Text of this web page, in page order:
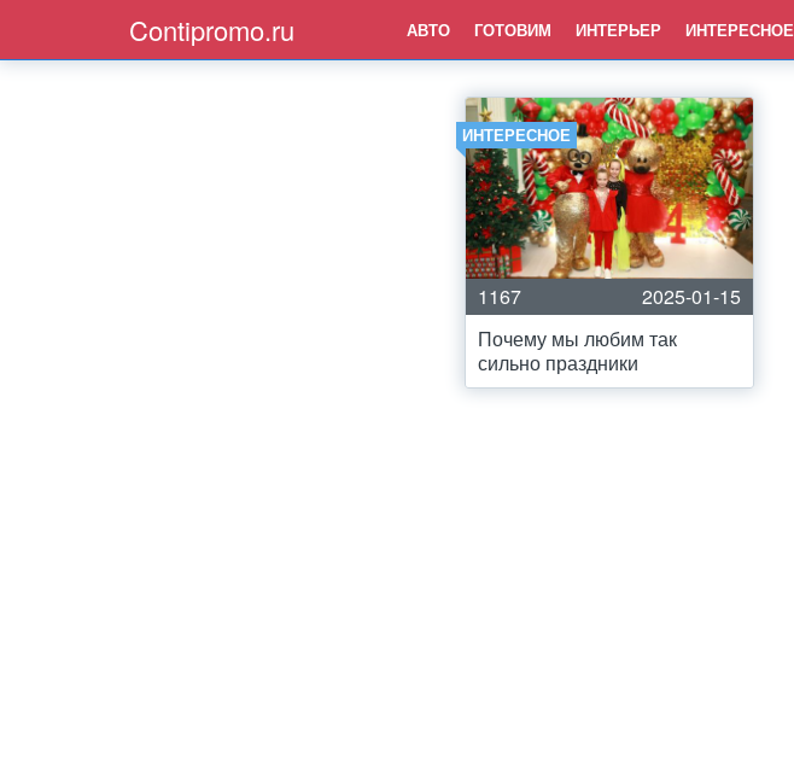
Contipromo.ru АВТО ГОТОВИМ ИНТЕРЬЕР ИНТЕРЕСНОЕ
ИНТЕРЕСНОЕ
1167
2025-01-15
Почему мы любим так
сильно праздники